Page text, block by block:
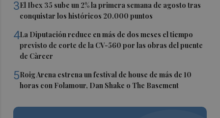
3El Ibex 35 sube un 2% la primera semana de agosto tras
conquistar los históricos 20.000 puntos
4La Diputación reduce en más de dos meses el tiempo
previsto de corte de la CV-560 por las obras del puente
de Càrcer
5Roig Arena estrena un festival de house de más de 10
horas con Folamour, Dan Shake o The Basement